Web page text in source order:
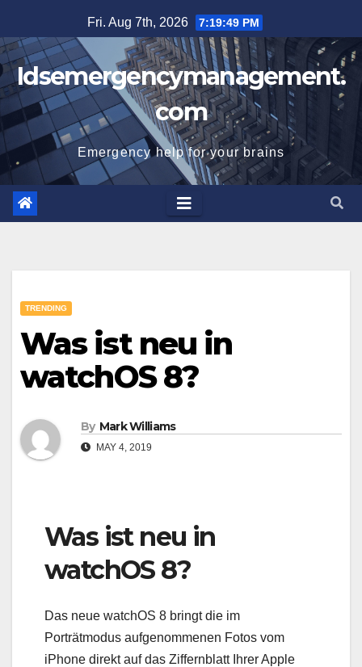
to
content
Fri. Aug 7th, 2026 7:19:50 PM
Idsemergencymanagement.
com
Emergency help for your brains
TRENDING
Was ist neu in
watchOS 8?
By Mark Williams
MAY 4, 2019
Was ist neu in
watchOS 8?
Das neue watchOS 8 bringt die im
Porträtmodus aufgenommenen Fotos vom
iPhone direkt auf das Ziffernblatt Ihrer Apple